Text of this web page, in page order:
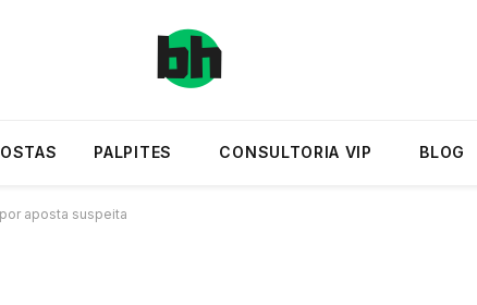
PALPITES CONSULTORIA VIP BLOG
aposta suspeita